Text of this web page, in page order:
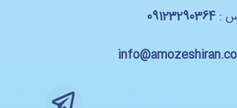
:
09123290364